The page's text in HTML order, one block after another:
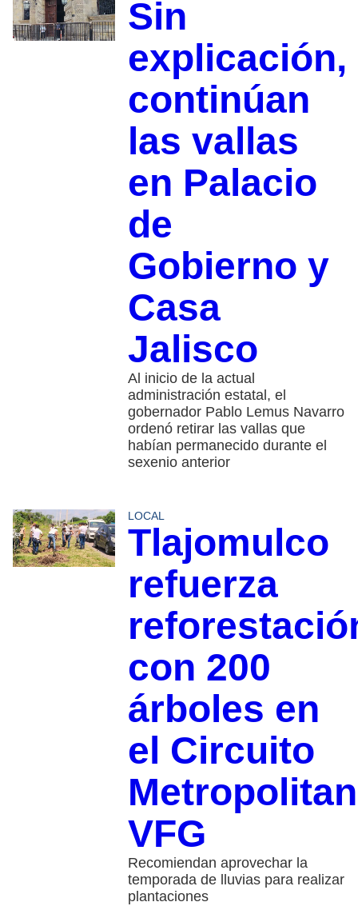
Sin
explicación,
continúan
las vallas
en Palacio
de
Gobierno y
Casa
Jalisco
Al inicio de la actual
administración estatal, el
gobernador Pablo Lemus Navarro
ordenó retirar las vallas que
habían permanecido durante el
sexenio anterior
LOCAL
Tlajomulco
refuerza
con 200
árboles en
el Circuito
VFG
Recomiendan aprovechar la
temporada de lluvias para realizar
plantaciones